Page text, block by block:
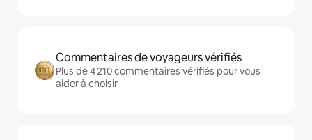
Commentaires de voyageurs vérifiés
Plus de 4 210 commentaires vérifiés pour vous
aider à choisir